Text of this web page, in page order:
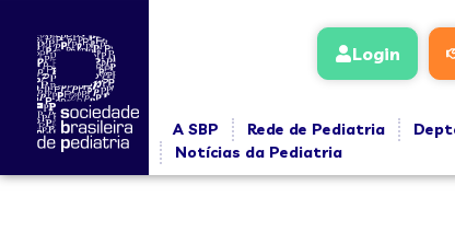
Login
A SBP Rede de Pediatria
Notícias da Pediatria